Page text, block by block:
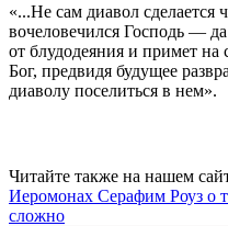
«...Не сам диавол сделается
вочеловечился Господь —
от блудодеяния и примет на
Бог, предвидя будущее
диаволу поселиться в нем».
Читайте также на нашем
Иеромонах Серафим Роуз о
сложно